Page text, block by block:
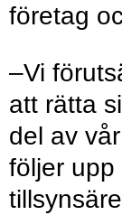
företag
–Vi
att rätta
del av
följer